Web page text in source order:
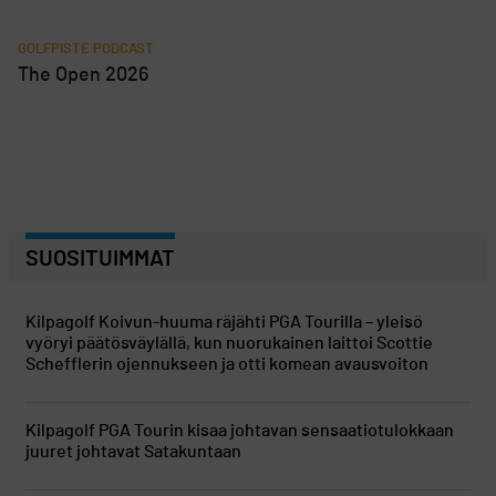
GOLFPISTE PODCAST
The Open 2026
SUOSITUIMMAT
Kilpagolf Koivun-huuma räjähti PGA Tourilla – yleisö
vyöryi päätösväylällä, kun nuorukainen laittoi Scottie
Schefflerin ojennukseen ja otti komean avausvoiton
Kilpagolf PGA Tourin kisaa johtavan sensaatiotulokkaan
juuret johtavat Satakuntaan